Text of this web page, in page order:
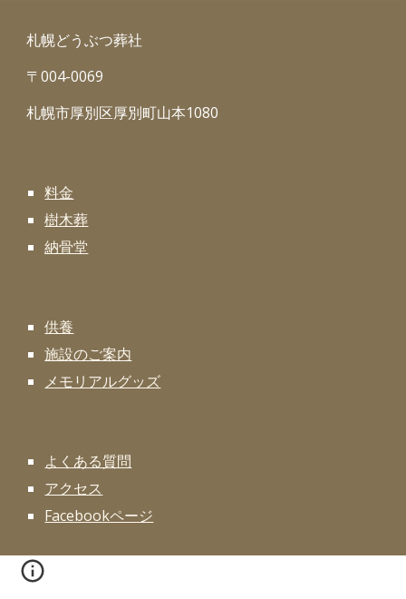
札幌どうぶつ葬社
〒004-0069
札幌市厚別区厚別町山本1080
料金
樹木葬
納骨堂
供養
施設のご案内
メモリアルグッズ
よくある質問
アクセス
Facebookページ